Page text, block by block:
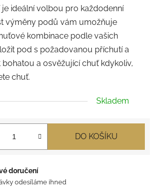
ideální volbou pro každodenní
výměny podů vám umožňuje
kombinace podle vašich
pod s požadovanou příchutí a
bohatou a osvěžující chuť kdykoliv,
chuť.
Skladem
DO KOŠÍKU
doručení
odesíláme ihned